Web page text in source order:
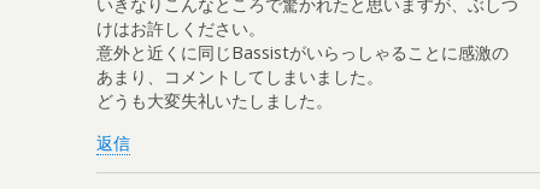
けはお許しください。
意外と近くに同じBassistがいらっしゃることに感激の
あまり、コメントしてしまいました。
どうも大変失礼いたしました。
返信